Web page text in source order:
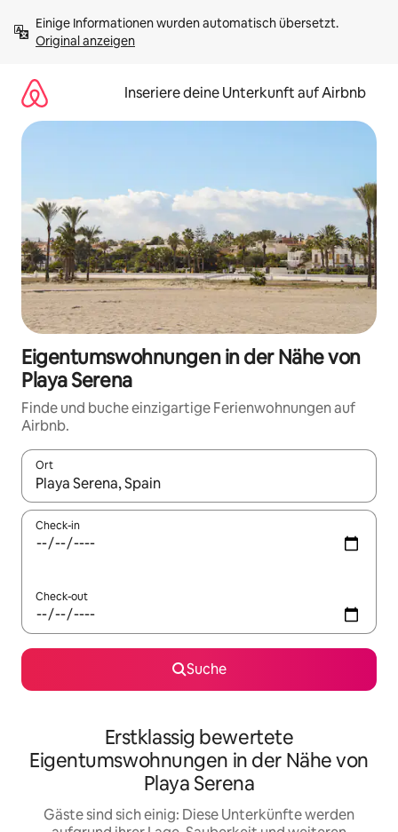
Inhalten
springenOriginal anzeigen
Inseriere deine Unterkunft auf Airbnb
Eigentumswohnungen in der Nähe von
Playa Serena
Finde und buche einzigartige Ferienwohnungen auf
Airbnb.
Ort
Wenn Ergebnisse verfügbar sind, navigiere mit den
Check-in
Check-out
Suche
Erstklassig bewertete
Eigentumswohnungen in der Nähe von
Playa Serena
Gäste sind sich einig: Diese Unterkünfte werden